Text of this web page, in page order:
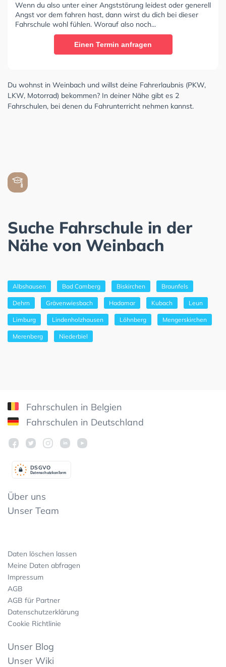
Wenn du also unter einer Angststörung leidest oder generell
Angst vor dem fahren hast, dann wirst du dich bei dieser
Fahrschule wohl fühlen. Worauf also noch...
Einen Termin anfragen
Du wohnst in Weinbach und willst deine Fahrerlaubnis (PKW,
LKW, Motorrad) bekommen? In deiner Nähe gibt es 2
Fahrschulen, bei denen du Fahrunterricht nehmen kannst.
Suche Fahrschule in der
Nähe von Weinbach
Albshausen Bad Camberg Biskirchen Braunfels
Dehrn Grävenwiesbach Hadamar Kubach Leun
Limburg Lindenholzhausen Löhnberg Mengerskirchen
Merenberg Niederbiel
Fahrschulen in Belgien
Fahrschulen in Deutschland
Datenschutzkonform
DSGVO
Über uns
Unser Team
Daten löschen lassen
Meine Daten abfragen
Impressum
AGB
AGB für Partner
Datenschutzerklärung
Cookie Richtlinie
Unser Blog
Unser Wiki